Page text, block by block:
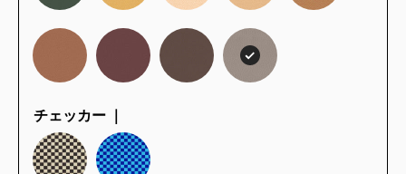
チェッカー ｜